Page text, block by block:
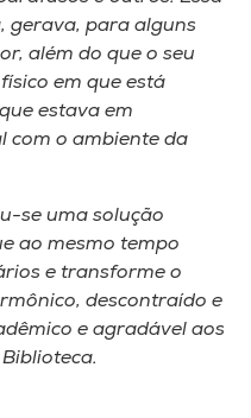
gerava, para alguns
além do que o seu
em que está
estava em
com o ambiente da
se uma solução
ao mesmo tempo
e transforme o
descontraído e
e agradável aos